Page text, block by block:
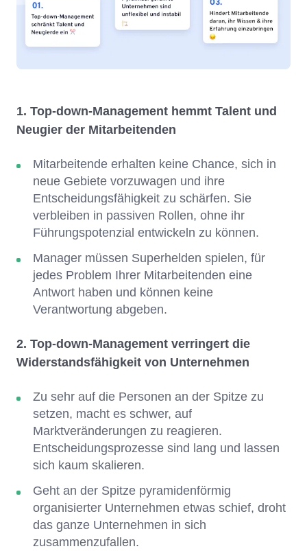
1. Top-down-Management hemmt Talent und
Neugier der Mitarbeitenden
Mitarbeitende erhalten keine Chance, sich in
neue Gebiete vorzuwagen und ihre
Entscheidungsfähigkeit zu schärfen. Sie
verbleiben in passiven Rollen, ohne ihr
Führungspotenzial entwickeln zu können.
Manager müssen Superhelden spielen, für
jedes Problem Ihrer Mitarbeitenden eine
Antwort haben und können keine
Verantwortung abgeben.
2. Top-down-Management verringert die
Widerstandsfähigkeit von Unternehmen
Zu sehr auf die Personen an der Spitze zu
setzen, macht es schwer, auf
Marktveränderungen zu reagieren.
Entscheidungsprozesse sind lang und lassen
sich kaum skalieren.
Geht an der Spitze pyramidenförmig
organisierter Unternehmen etwas schief, droht
das ganze Unternehmen in sich
zusammenzufallen.